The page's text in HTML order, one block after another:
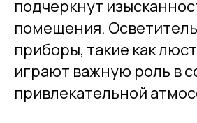
подчеркнут
помещения.
приборы, такие как
играют важную роль в
привлекательной